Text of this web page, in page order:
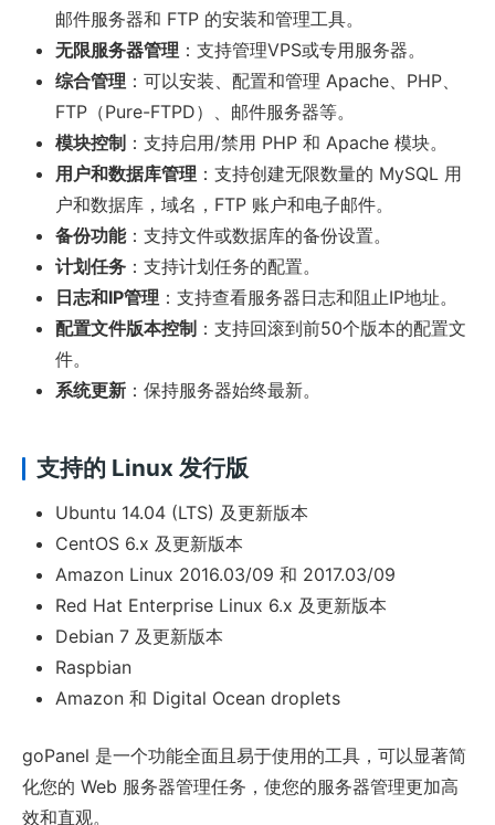
邮件服务器和 FTP 的安装和管理工具。
无限服务器管理 ：支持管理VPS或专用服务器。
综合管理 ：可以安装、配置和管理 Apache、PHP、
FTP（Pure-FTPD）、邮件服务器等。
模块控制 ：支持启用/禁用 PHP 和 Apache 模块。
用户和数据库管理 ：支持创建无限数量的 MySQL 用
户和数据库，域名，FTP 账户和电子邮件。
备份功能：支持文件或数据库的备份设置。
计划任务 ：支持计划任务的配置。
日志和IP管理 ：支持查看服务器日志和阻止IP地址。
配置文件版本控制 ：支持回滚到前50个版本的配置文
件。
系统更新 ：保持服务器始终最新。
支持的 Linux 发行版
Ubuntu 14.04 (LTS) 及更新版本
CentOS 6.x 及更新版本
Amazon Linux 2016.03/09 和 2017.03/09
Red Hat Enterprise Linux 6.x 及更新版本
Debian 7 及更新版本
Raspbian
Amazon 和 Digital Ocean droplets
goPanel 是一个功能全面且易于使用的工具，可以显著简
化您的 Web 服务器管理任务，使您的服务器管理更加高
效和直观。